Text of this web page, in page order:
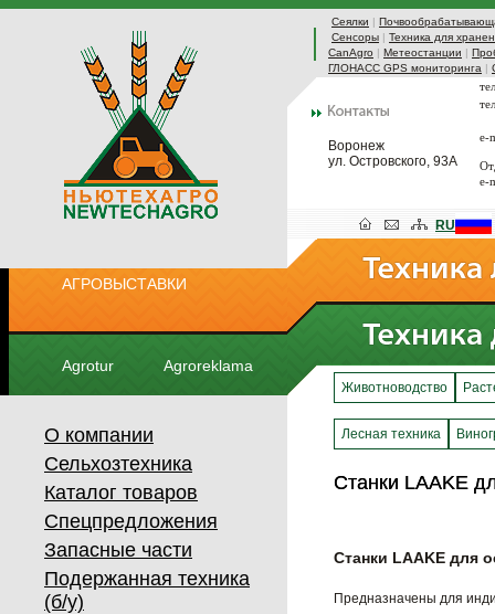
Сеялки |
Сенсоры | Техника для
CanAgro | Метеостанции |
ГЛОНАСС GPS мониторинга |
Воронеж
ул. Островского, 93А
e-
e-
АГРОВЫСТАВКИ
Agrotur Agroreklama
RU
О компании
Сельхозтехника
Каталог товаров
Спецпредложения
Запасные части
Подержанная техника
(б/у)
Животноводство
Лесная техника
Станки LAAKE
Станки LAAKE
Станки LAAKE для
Предназначены для